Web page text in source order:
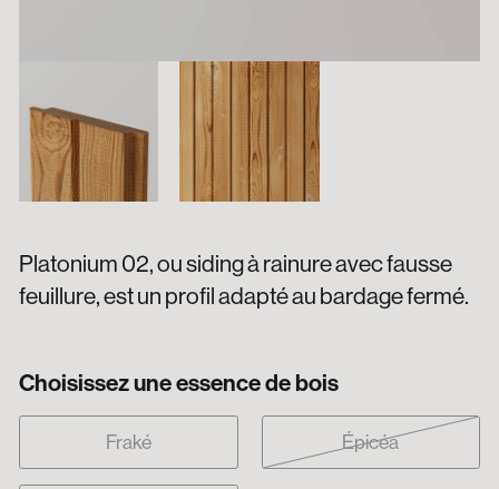
Platonium 02, ou siding à rainure avec fausse
feuillure, est un profil adapté au bardage fermé.
Choisissez une essence de bois
Fraké Épicéa